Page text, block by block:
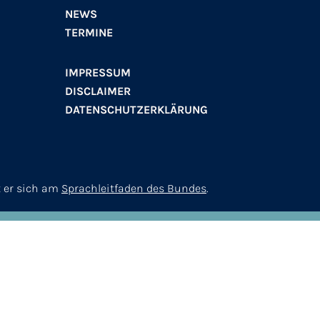
NEWS
TERMINE
IMPRESSUM
DISCLAIMER
DATENSCHUTZERKLÄRUNG
er sich am Sprachleitfaden des Bundes.